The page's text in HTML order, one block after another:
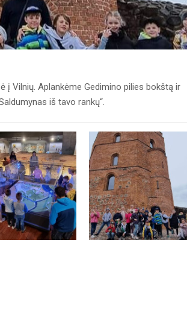
į Vilnių. Aplankėme Gedimino pilies bokštą ir
iš tavo rankų“.